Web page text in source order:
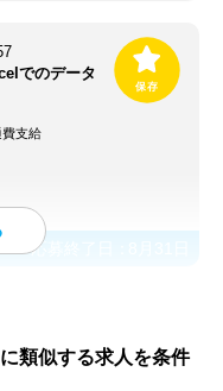
でのデータ
費支給
応募終了日：
類似する求人を条件